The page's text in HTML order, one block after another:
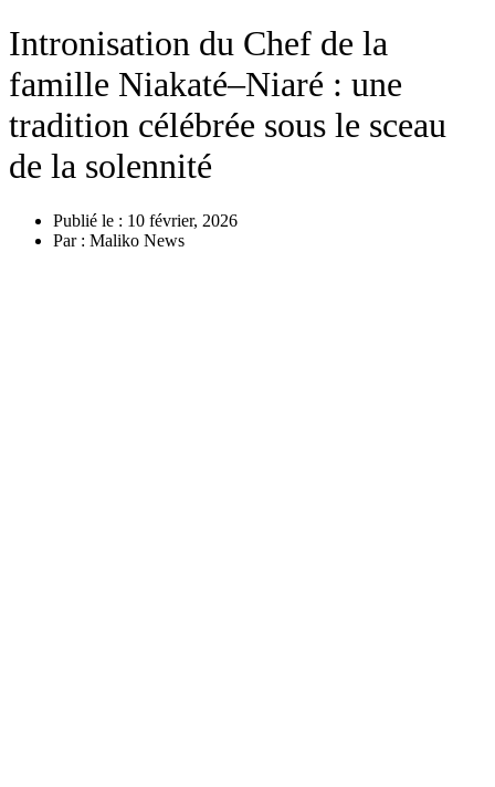
Intronisation du Chef de la
famille Niakaté–Niaré : une
tradition célébrée sous le sceau
de la solennité
Publié le : 10 février, 2026
Par : Maliko News